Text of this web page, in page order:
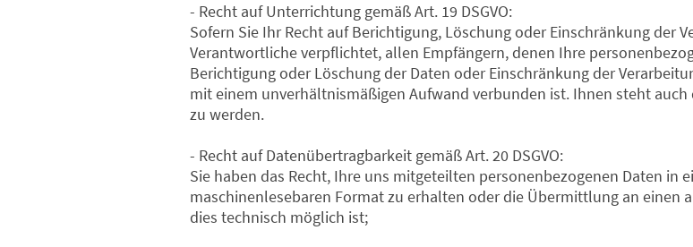
- Recht auf Unterrichtung gemäß Art. 19 DSGVO:
Sofern Sie Ihr Recht auf Berichtigung, Löschung oder Einschränkung der
Verantwortliche verpflichtet, allen Empfängern, denen Ihre
Berichtigung oder Löschung der Daten oder Einschränkung der
mit einem unverhältnismäßigen Aufwand verbunden ist. Ihnen steht
zu werden.
- Recht auf Datenübertragbarkeit gemäß Art. 20 DSGVO:
Sie haben das Recht, Ihre uns mitgeteilten personenbezogenen Daten in
maschinenlesebaren Format zu erhalten oder die Übermittlung an einen
dies technisch möglich ist;